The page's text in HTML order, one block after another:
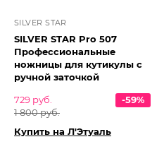
SILVER STAR
SILVER STAR Pro 507
Профессиональные
ножницы для кутикулы с
ручной заточкой
729 руб.
1 800 руб.
-59%
Купить на Л'Этуаль